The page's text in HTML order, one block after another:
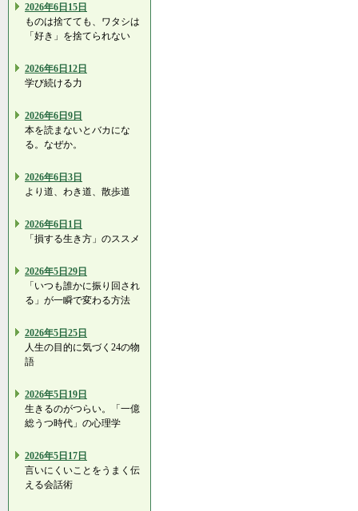
2026年6日15日
ものは捨てても、ワタシは
「好き」を捨てられない
2026年6日12日
学び続ける力
2026年6日9日
本を読まないとバカにな
る。なぜか。
2026年6日3日
より道、わき道、散歩道
2026年6日1日
「損する生き方」のススメ
2026年5日29日
「いつも誰かに振り回され
る」が一瞬で変わる方法
2026年5日25日
人生の目的に気づく24の物
語
2026年5日19日
生きるのがつらい。「一億
総うつ時代」の心理学
2026年5日17日
言いにくいことをうまく伝
える会話術